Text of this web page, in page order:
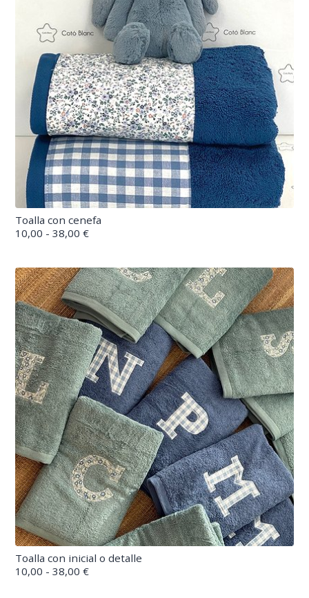
Toalla con cenefa
10,00 - 38,00 €
Toalla con inicial o detalle
10,00 - 38,00 €